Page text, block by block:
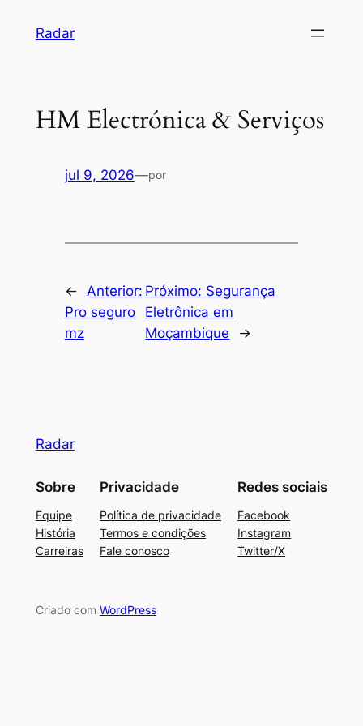
Radar
HM Electrónica & Serviços
jul 9, 2026—por
←
Anterior:
Pro seguro
mz
Próximo: Segurança
Eletrônica em
Moçambique
→
Radar
Sobre
Equipe
História
Carreiras
Privacidade
Política de privacidade
Termos e condições
Fale conosco
Redes sociais
Facebook
Instagram
Twitter/X
Criado com WordPress